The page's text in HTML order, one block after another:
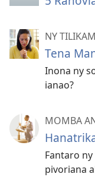
NY
Tena
Inona ny
ianao?
MOMBA
Fantaro
pivoriana